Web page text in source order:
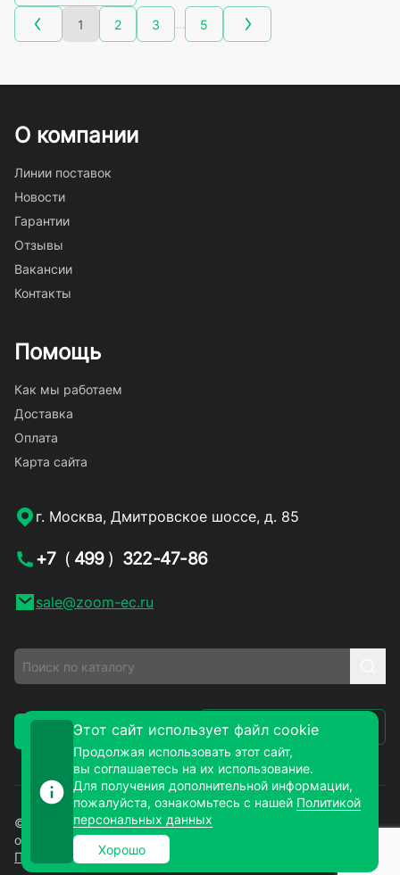
1 2 3 … 5
О компании
Линии поставок
Новости
Гарантии
Отзывы
Вакансии
Контакты
Помощь
Как мы работаем
Доставка
Оплата
Карта сайта
г. Москва, Дмитровское шоссе, д. 85
+7 ( 499 ) 322-47-86
sale@zoom-ec.ru
Заказать звонок Написать письмо
© 2026. ЗУМ-СМД – продажа электронных компонентов
оптом и в розницу. Все права защищены.
Политика конфиденциальности
Этот сайт использует файл cookie
Продолжая использовать этот сайт,
вы соглашаетесь на их использование.
Для получения дополнительной информации,
пожалуйста, ознакомьтесь с нашей Политикой
персональных данных
Хорошо